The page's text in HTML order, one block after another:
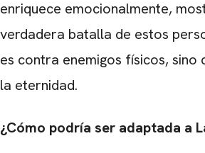
enriquece emocionalmente,
verdadera batalla de estos
es contra enemigos físicos, sino
la eternidad.
¿Cómo podría ser adaptada a